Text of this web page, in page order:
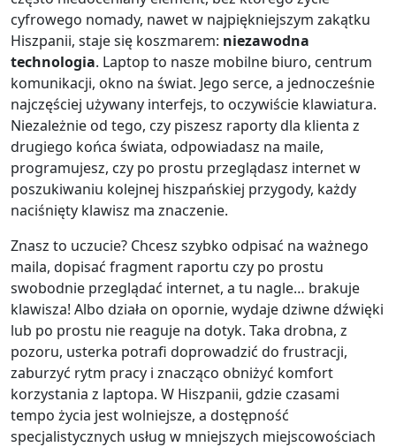
cyfrowego nomady, nawet w najpiękniejszym zakątku
Hiszpanii, staje się koszmarem: niezawodna
technologia. Laptop to nasze mobilne biuro, centrum
komunikacji, okno na świat. Jego serce, a jednocześnie
najczęściej używany interfejs, to oczywiście klawiatura.
Niezależnie od tego, czy piszesz raporty dla klienta z
drugiego końca świata, odpowiadasz na maile,
programujesz, czy po prostu przeglądasz internet w
poszukiwaniu kolejnej hiszpańskiej przygody, każdy
naciśnięty klawisz ma znaczenie.
Znasz to uczucie? Chcesz szybko odpisać na ważnego
maila, dopisać fragment raportu czy po prostu
swobodnie przeglądać internet, a tu nagle… brakuje
klawisza! Albo działa on opornie, wydaje dziwne dźwięki
lub po prostu nie reaguje na dotyk. Taka drobna, z
pozoru, usterka potrafi doprowadzić do frustracji,
zaburzyć rytm pracy i znacząco obniżyć komfort
korzystania z laptopa. W Hiszpanii, gdzie czasami
tempo życia jest wolniejsze, a dostępność
specjalistycznych usług w mniejszych miejscowościach